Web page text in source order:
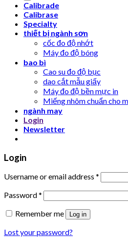
Calibrade
Calibrase
Specialty
thiết bị ngành sơn
cốc đo độ nhớt
Máy đo độ bóng
bao bì
Cao su đo độ bục
dao cắt mẫu giấy
Máy đo độ bền mực in
Miếng nhôm chuẩn cho
ngành may
Login
Newsletter
Login
Username or email address *
Password*
Remember me
Log in
Lost your password?